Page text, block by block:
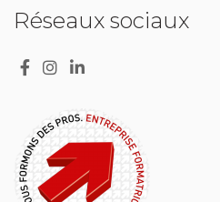
Réseaux sociaux